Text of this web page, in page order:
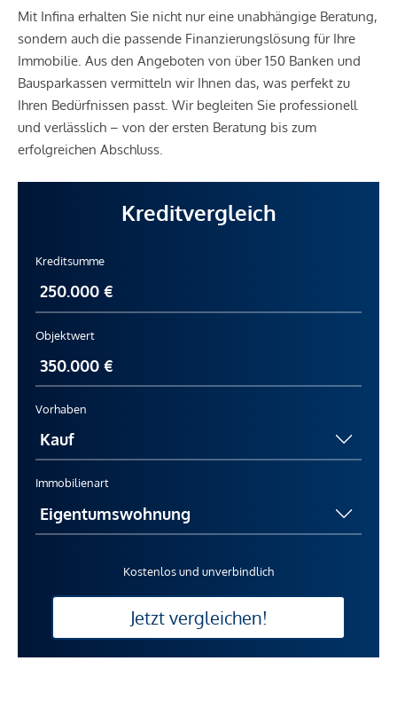
Mit Infina erhalten Sie nicht nur eine unabhängige Beratung,
sondern auch die passende Finanzierungslösung für Ihre
Immobilie. Aus den Angeboten von über 150 Banken und
Bausparkassen vermitteln wir Ihnen das, was perfekt zu
Ihren Bedürfnissen passt. Wir begleiten Sie professionell
und verlässlich – von der ersten Beratung bis zum
erfolgreichen Abschluss.
Kreditvergleich
Kreditsumme
Objektwert
Vorhaben
Immobilienart
Kostenlos und unverbindlich
Jetzt vergleichen!